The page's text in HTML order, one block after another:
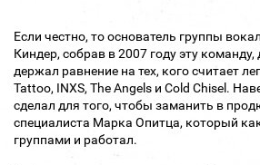
Если честно, то основатель группы
Киндер, собрав в 2007 году эту
держал равнение на тех, кого считает
Tattoo, INXS, The Angels и Cold Chisel.
сделал для того, чтобы заманить в
специалиста Марка Опитца, который
группами и работал.